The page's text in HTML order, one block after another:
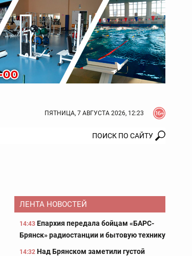
ПЯТНИЦА, 7 АВГУСТА 2026, 12:23
ЛЕНТА НОВОСТЕЙ
14:43 Епархия передала бойцам «БАРС-
Брянск» радиостанции и бытовую технику
14:32 Над Брянском заметили густой